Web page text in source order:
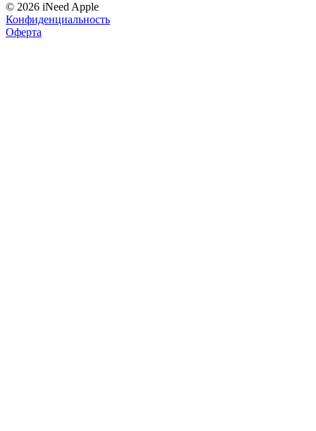
© 2026 iNeed Apple
Конфиденциальность
Оферта